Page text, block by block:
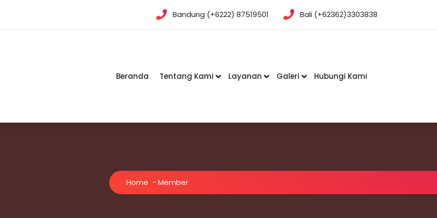
Bandung (+6222) 87519501 Bali (+62362)3303838
Beranda Tentang Kami Layanan Galeri Hubungi Kami
Home - Member